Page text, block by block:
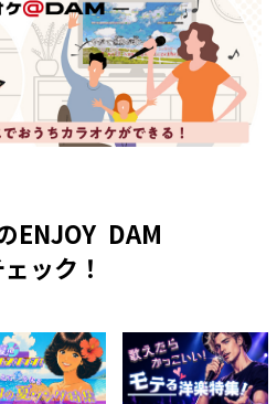
ENJOY DAM
ック！